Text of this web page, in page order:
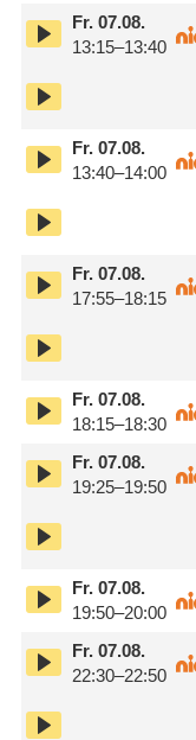
Fr.07.08.
13:15–13:40
Fr.07.08.
13:40–14:00
Fr.07.08.
17:55–18:15
Fr.07.08.
18:15–18:30
Fr.07.08.
19:25–19:50
Fr.07.08.
19:50–20:00
Fr.07.08.
22:30–22:50